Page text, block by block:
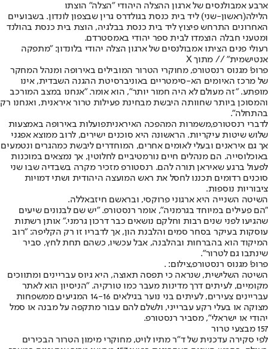
ארבע אמבולנסים של ארגון ההצלה היהודי ״הצלה״ הוצתו
הלילה(ראשון-שני) ליד בית כנסת בגולדרס גרין שבצפון לונדון. בשבועיים
האחרונים התרחש פיצוץ ליד בית כנסת בבלגיה, הוצת בית כנסת בהולנד
ומטעני חבלה הוצמדו לבית ספר יהודי באמסטרדם.
רעולי פנים הציתו אמבולנסים של ארגון הצלה יהודי בלונדון: "מתפקה
אנטישמית" // מתוך X
פרופ' מגנוס רנסטורפ, מחוקרי הטרור המובילים באירופה ומנהל המחקר
של מרכז האיומים הא-סימטריים באוניברסיטת ההגנה השבדית, אינו
מופתע. ״זה מעולם לא היה חמור יותר״, הוא אומר. ״אנחנו במצב המורכב
והמסוכן ביותר שחוותה היבשת מבחינת פעילות טרור איראנית, ואנחנו רק
בהתחלה".
לדברי רנסטורפ,משמרות המהפכה האיראניתפועלות באירופה באמצעות
שלוש שיטות עיקריות. הראשונה היא סוכנים ישירים, לרוב ממוצא אפגני
אך גם איראנים ובעלי לאומים אחרים, המוחדרים ליבשת כמהגרים ונטמעים
באוכלוסייה. הם מנהלים חיים נורמטיביים לחלוטין, אך נמצאים במוכנות
לפעול ברגע שאיראן תורה להם. רנסטורפ מזכיר מקרה בשבדיה שבו שני
סוכנים רדומים תכננו לחסל את ראש המועצה היהודית ושתי דמויות
ציבוריות נוספות.
השיטה השנייה היא ארגוני פרוקסי, ובראשם חיזבאללה.
״הם פעילים במיוחד בגרמניה״, אומר רנסטורפ. ״יש שם לבנונים שיעים
שהגיעו לפני שנים רבות וחלקם נושאים כבר דרכון גרמני.״ אותן רשתות
עוסקות בעיקר בסחר סמים והלבנת הון, אך לדבריו זו רק הקליפה: ״רוב
המיקוד הוא בהברחות ובהלבנה, אבל עכשיו, כשהם תחת לחץ, סביר
שינתבו גם לטרור".
פרופ' מגנוס רנסטורפ,צילום: .
השיטה השלישית, שנראה כי תפסה תאוצה, היא גיוס עבריינים ומתווכים
מקומיים, לעיתים דרך מדינות מעבר כמו טורקיה. ״הניסיון הוא לאתר
עבריינים צעירים, לעיתים בני נוער בגילאים 14-16 המגיעים ממשפחות
מצוקה או בעלי רקע עברייני, ולשלם להם עבור מתקפה על מבנה או סמל
יהודי או ישראלי״, מסביר רנסטורפ.
157 מבצעי טרור
לפי סקירה עדכנית של ד"ר מתיו לויט, מחוקרי מימון הטרור הבכירים